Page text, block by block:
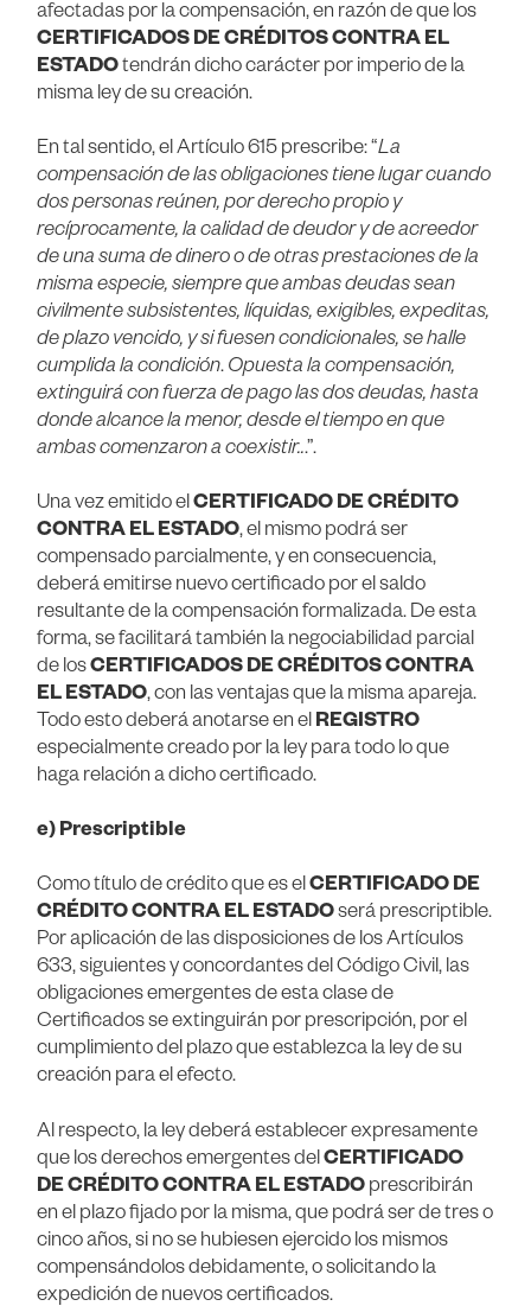
afectadas por la compensación, en razón de que los
CERTIFICADOS DE CRÉDITOS CONTRA EL
ESTADOtendrán dicho carácter por imperio de la
misma ley de su creación.
En tal sentido, el Artículo 615 prescribe: “La
compensación de las obligaciones tiene lugar cuando
dos personas reúnen, por derecho propio y
recíprocamente, la calidad de deudor y de acreedor
de una suma de dinero o de otras prestaciones de la
misma especie, siempre que ambas deudas sean
civilmente subsistentes, líquidas, exigibles, expeditas,
de plazo vencido, y si fuesen condicionales, se halle
cumplida la condición.Opuesta la compensación,
extinguirá con fuerza de pago las dos deudas, hasta
donde alcance la menor, desde el tiempo en que
ambas comenzaron a coexistir...”.
Una vez emitido elCERTIFICADO DE CRÉDITO
CONTRA EL ESTADO, el mismo podrá ser
compensado parcialmente, y en consecuencia,
deberá emitirse nuevo certificado por el saldo
resultante de la compensación formalizada. De esta
forma, se facilitará también la negociabilidad parcial
de losCERTIFICADOS DE CRÉDITOS CONTRA
EL ESTADO, con las ventajas que la misma apareja.
Todo esto deberá anotarse en elREGISTRO
especialmente creado por la ley para todo lo que
haga relación a dicho certificado.
e) Prescriptible
Como título de crédito que es elCERTIFICADO DE
CRÉDITO CONTRA EL ESTADOserá prescriptible.
Por aplicación de las disposiciones de los Artículos
633, siguientes y concordantes del Código Civil, las
obligaciones emergentes de esta clase de
Certificados se extinguirán por prescripción, por el
cumplimiento del plazo que establezca la ley de su
creación para el efecto.
Al respecto, la ley deberá establecer expresamente
que los derechos emergentes delCERTIFICADO
DE CRÉDITO CONTRA EL ESTADOprescribirán
en el plazo fijado por la misma, que podrá ser de tres o
cinco años, si no se hubiesen ejercido los mismos
compensándolos debidamente, o solicitando la
expedición de nuevos certificados.